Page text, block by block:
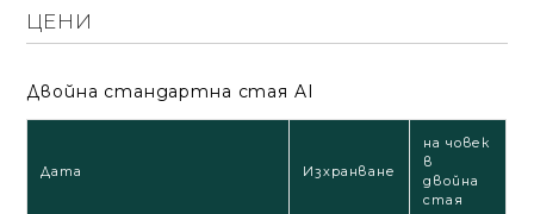
ЦЕНИ
Двойна стандартна стая AI
Дата Изхранване
на човек
в
двойна
стая